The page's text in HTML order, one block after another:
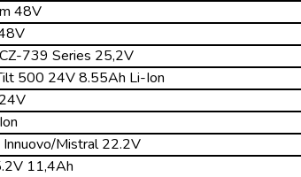
48V
739 Series 25,2V
500 24V 8.55Ah Li-Ion
Innuovo/Mistral 22.2V
11,4Ah